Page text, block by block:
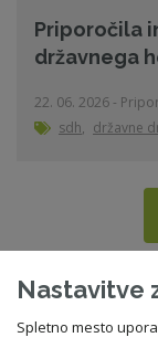
Priporočila
državnega
22. 06. 2026 -
sdh, državne
Nastavitve
Spletno mesto